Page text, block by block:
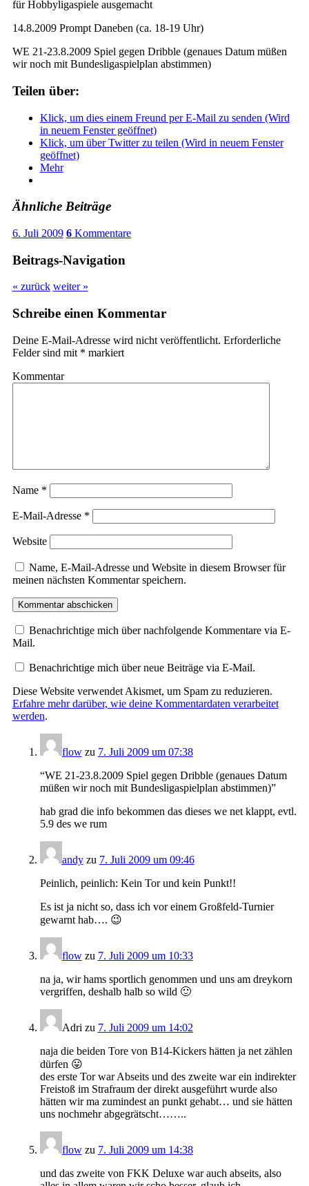
für Hobbyligaspiele ausgemacht
14.8.2009 Prompt Daneben (ca. 18-19 Uhr)
WE 21-23.8.2009 Spiel gegen Dribble (genaues Datum müßen
wir noch mit Bundesligaspielplan abstimmen)
Teilen über:
Klick, um dies einem Freund per E-Mail zu senden (Wird
in neuem Fenster geöffnet)
Klick, um über Twitter zu teilen (Wird in neuem Fenster
geöffnet)
Mehr
Ähnliche Beiträge
6. Juli 2009 6Kommentare
Beitrags-Navigation
« zurück weiter »
Schreibe einen Kommentar
Deine E-Mail-Adresse wird nicht veröffentlicht. Erforderliche
Felder sind mit * markiert
Kommentar
Name *
E-Mail-Adresse *
Website
Name, E-Mail-Adresse und Website in diesem Browser für
meinen nächsten Kommentar speichern.
Benachrichtige mich über nachfolgende Kommentare via E-
Mail.
Benachrichtige mich über neue Beiträge via E-Mail.
Diese Website verwendet Akismet, um Spam zu reduzieren.
Erfahre mehr darüber, wie deine Kommentardaten verarbeitet
werden.
flowzu 7. Juli 2009 um 07:38
“WE 21-23.8.2009 Spiel gegen Dribble (genaues Datum
müßen wir noch mit Bundesligaspielplan abstimmen)”
hab grad die info bekommen das dieses we net klappt, evtl.
5.9 des we rum
andyzu 7. Juli 2009 um 09:46
Peinlich, peinlich: Kein Tor und kein Punkt!!
Es ist ja nicht so, dass ich vor einem Großfeld-Turnier
gewarnt hab…. 😉
flowzu 7. Juli 2009 um 10:33
na ja, wir hams sportlich genommen und uns am dreykorn
vergriffen, deshalb halb so wild 🙂
Adri zu 7. Juli 2009 um 14:02
naja die beiden Tore von B14-Kickers hätten ja net zählen
dürfen 😛
des erste Tor war Abseits und des zweite war ein indirekter
Freistoß im Strafraum der direkt ausgeführt wurde also
hätten wir ma zumindest an punkt gehabt… und sie hätten
uns nochmehr abgegrätscht……..
flowzu 7. Juli 2009 um 14:38
und das zweite von FKK Deluxe war auch abseits, also